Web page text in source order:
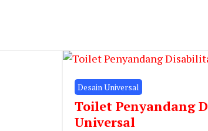
Desain Universal
Toilet Penyandang
Universal